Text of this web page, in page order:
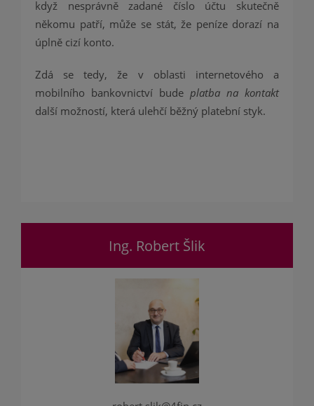
když nesprávně zadané číslo účtu skutečně
někomu patří, může se stát, že peníze dorazí na
úplně cizí konto.
Zdá se tedy, že v oblasti internetového a
mobilního bankovnictví bude platba na kontakt
další možností, která ulehčí běžný platební styk.
Ing. Robert Šlik